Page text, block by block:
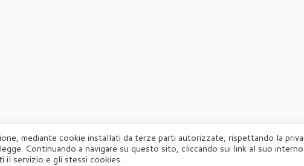
© 2026 Agorà Powered by Designed con il
mediante cookie installati da terze parti autorizzate, rispettando la
Continuando a navigare su questo sito, cliccando sui link al suo
il servizio e gli stessi cookies.